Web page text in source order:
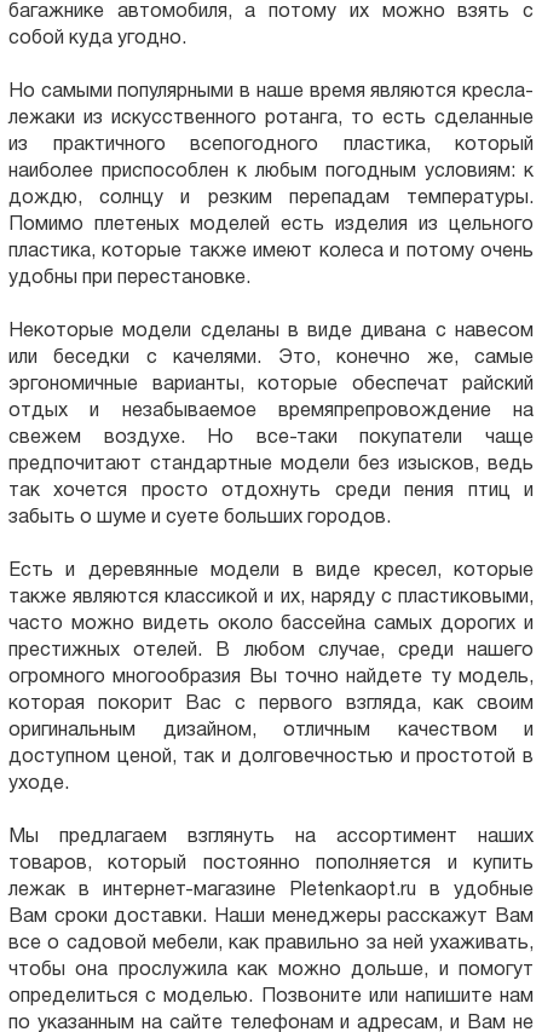
багажнике автомобиля, а потому их можно взять с
собой куда угодно.
Но самыми популярными в наше время являются кресла-
лежаки из искусственного ротанга, то есть сделанные
из практичного всепогодного пластика, который
наиболее приспособлен к любым погодным условиям: к
дождю, солнцу и резким перепадам температуры.
Помимо плетеных моделей есть изделия из цельного
пластика, которые также имеют колеса и потому очень
удобны при перестановке.
Некоторые модели сделаны в виде дивана с навесом
или беседки с качелями. Это, конечно же, самые
эргономичные варианты, которые обеспечат райский
отдых и незабываемое времяпрепровождение на
свежем воздухе. Но все-таки покупатели чаще
предпочитают стандартные модели без изысков, ведь
так хочется просто отдохнуть среди пения птиц и
забыть о шуме и суете больших городов.
Есть и деревянные модели в виде кресел, которые
также являются классикой и их, наряду с пластиковыми,
часто можно видеть около бассейна самых дорогих и
престижных отелей. В любом случае, среди нашего
огромного многообразия Вы точно найдете ту модель,
которая покорит Вас с первого взгляда, как своим
оригинальным дизайном, отличным качеством и
доступном ценой, так и долговечностью и простотой в
уходе.
Мы предлагаем взглянуть на ассортимент наших
товаров, который постоянно пополняется и купить
лежак в интернет-магазине Pletenkaopt.ru в удобные
Вам сроки доставки. Наши менеджеры расскажут Вам
все о садовой мебели, как правильно за ней ухаживать,
чтобы она прослужила как можно дольше, и помогут
определиться с моделью. Позвоните или напишите нам
по указанным на сайте телефонам и адресам, и Вам не